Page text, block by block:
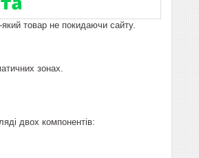
товар не покидаючи сайту.
зонах.
двох компонентів: